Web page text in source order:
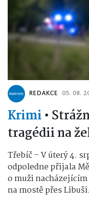
REDAKCE 05. 08.
Krimi •
tragédii na
Třebíč – V úterý 4.
odpoledne přijala
o muži
na mostě přes